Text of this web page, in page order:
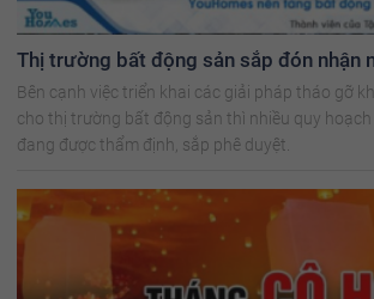
Thị trường bất động sản sắp đón nhận
Bên cạnh việc triển khai các giải pháp tháo gỡ
cho thị trường bất động sản thì nhiều quy
đang được thẩm định, sắp phê duyệt.